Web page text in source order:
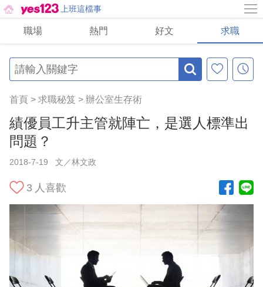
上班這檔事
職場 熱門 好文 求職
首頁 > 求職秘笈 > 辦公室生存術
績優員工升主管就陣亡，是選人標準出
問題？
2018-7-19 文／林文政
3 人喜歡